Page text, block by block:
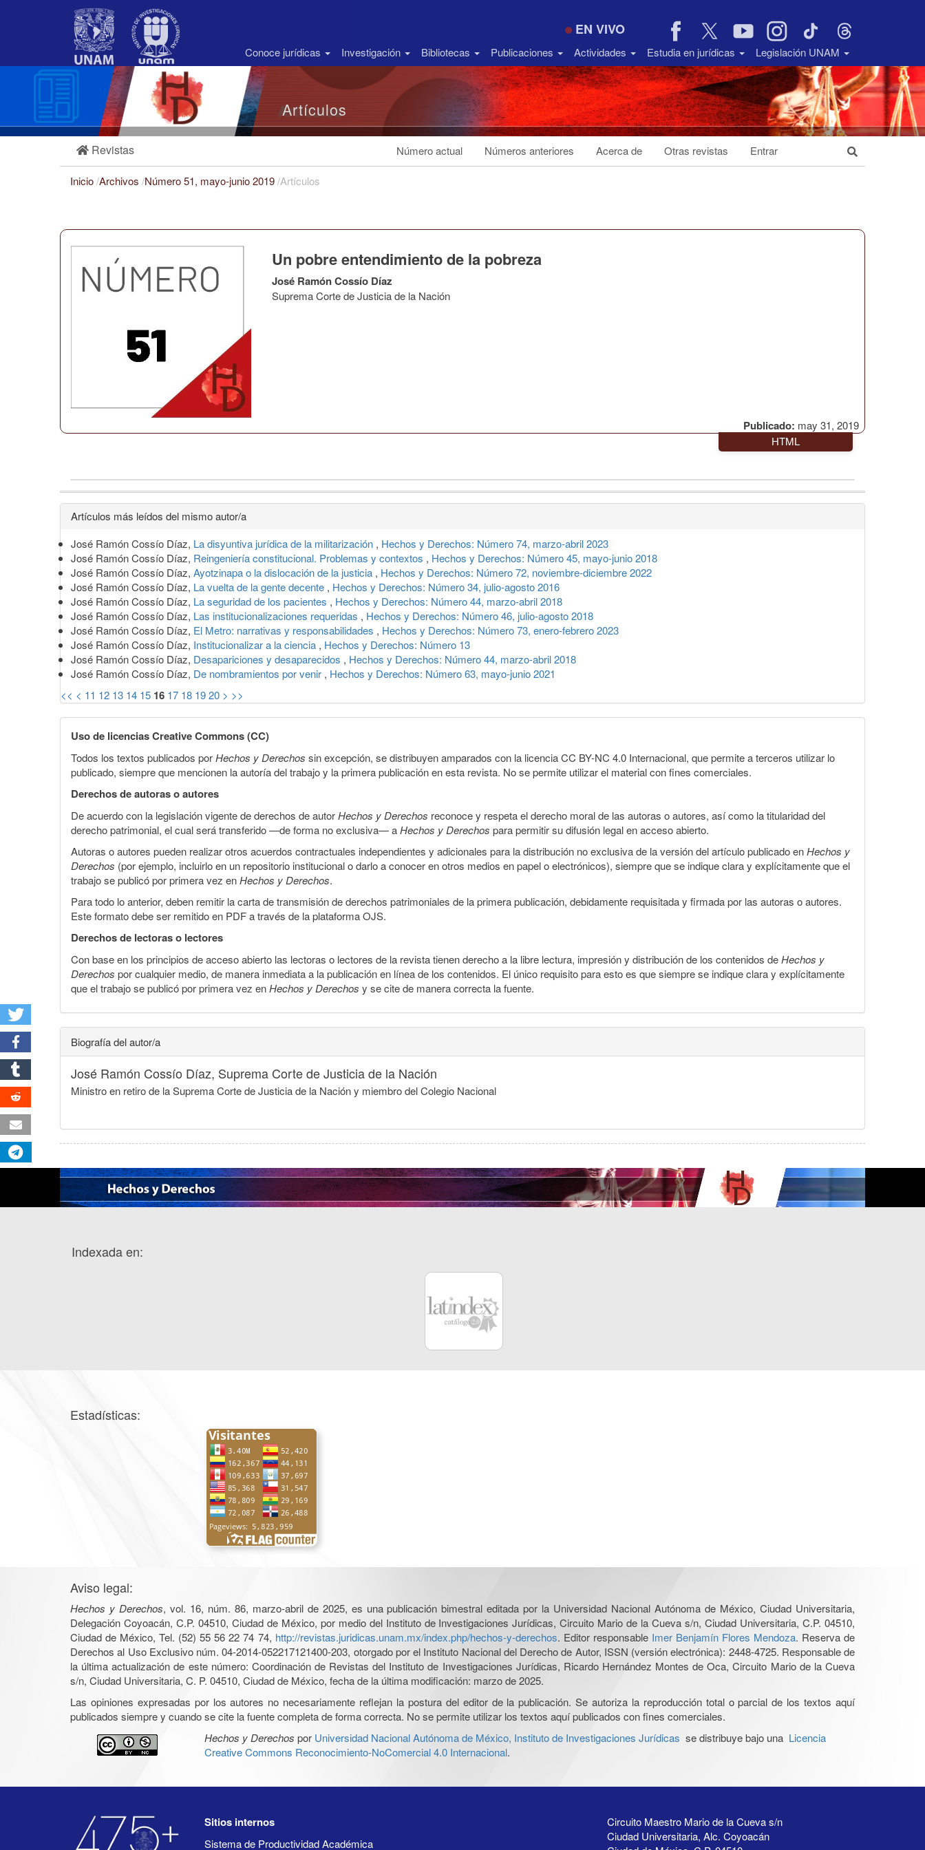
Barra
EN VIVO
Conoce jurídicas Investigación Bibliotecas Publicaciones Actividades Estudia en jurídicas Legislación UNAM
Artículos
Revistas Número actual Números anteriores Acerca de Otras revistas Entrar
Inicio/Archivos /Número 51, mayo-junio 2019/Artículos
Publicado: may 31, 2019
Un pobre entendimiento de la pobreza
José Ramón Cossío Díaz
Suprema Corte de Justicia de la Nación
HTML
Detalles
del
artículo
Artículos más leídos del mismo autor/a
José Ramón Cossío Díaz, La disyuntiva jurídica de la militarización , Hechos y Derechos: Número 74, marzo-abril 2023
José Ramón Cossío Díaz, Reingeniería constitucional. Problemas y contextos , Hechos y Derechos: Número 45, mayo-junio 2018
José Ramón Cossío Díaz, Ayotzinapa o la dislocación de la justicia , Hechos y Derechos: Número 72, noviembre-diciembre 2022
José Ramón Cossío Díaz, La vuelta de la gente decente , Hechos y Derechos: Número 34, julio-agosto 2016
José Ramón Cossío Díaz, La seguridad de los pacientes , Hechos y Derechos: Número 44, marzo-abril 2018
José Ramón Cossío Díaz, Las institucionalizaciones requeridas , Hechos y Derechos: Número 46, julio-agosto 2018
José Ramón Cossío Díaz, El Metro: narrativas y responsabilidades , Hechos y Derechos: Número 73, enero-febrero 2023
José Ramón Cossío Díaz, Institucionalizar a la ciencia , Hechos y Derechos: Número 13
José Ramón Cossío Díaz, Desapariciones y desaparecidos , Hechos y Derechos: Número 44, marzo-abril 2018
José Ramón Cossío Díaz, De nombramientos por venir , Hechos y Derechos: Número 63, mayo-junio 2021
<< < 11 12 13 14 15 16 17 18 1920 > >>
Uso de licencias Creative Commons (CC)
Todos los textos publicados porHechos y Derechos sin excepción, se distribuyen amparados con la licencia CC BY-NC 4.0 Internacional, que permite a terceros utilizar lo
publicado, siempre que mencionen la autoría del trabajo y la primera publicación en esta revista. No se permite utilizar el material con fines comerciales.
Derechos de autoras o autores
De acuerdo con la legislación vigente de derechos de autorHechos y Derechos reconoce y respeta el derecho moral de las autoras o autores, así como la titularidad del
derecho patrimonial, el cual será transferido —de forma no exclusiva— aHechos y Derechos para permitir su difusión legal en acceso abierto.
Autoras o autores pueden realizar otros acuerdos contractuales independientes y adicionales para la distribución no exclusiva de la versión del artículo publicado enHechos y
Derechos (por ejemplo, incluirlo en un repositorio institucional o darlo a conocer en otros medios en papel o electrónicos), siempre que se indique clara y explícitamente que el
trabajo se publicó por primera vez enHechos y Derechos.
Para todo lo anterior, deben remitir la carta de transmisión de derechos patrimoniales de la primera publicación, debidamente requisitada y firmada por las autoras o autores.
Este formato debe ser remitido en PDF a través de la plataforma OJS.
Derechos de lectoras o lectores
Con base en los principios de acceso abierto las lectoras o lectores de la revista tienen derecho a la libre lectura, impresión y distribución de los contenidos deHechos y
Derechos por cualquier medio, de manera inmediata a la publicación en línea de los contenidos. El único requisito para esto es que siempre se indique clara y explícitamente
que el trabajo se publicó por primera vez enHechos y Derechos y se cite de manera correcta la fuente.
Biografía del autor/a
José Ramón Cossío Díaz, Suprema Corte de Justicia de la Nación
Ministro en retiro de la Suprema Corte de Justicia de la Nación y miembro del Colegio Nacional
Indexada en:
Estadísticas:
Aviso legal:
Hechos y Derechos, vol. 16, núm. 86, marzo-abril de 2025, es una publicación bimestral editada por la Universidad Nacional Autónoma de México, Ciudad Universitaria,
Delegación Coyoacán, C.P. 04510, Ciudad de México, por medio del Instituto de Investigaciones Jurídicas, Circuito Mario de la Cueva s/n, Ciudad Universitaria, C.P. 04510,
Ciudad de México, Tel. (52) 55 56 22 74 74, http://revistas.juridicas.unam.mx/index.php/hechos-y-derechos. Editor responsable Imer Benjamín Flores Mendoza. Reserva de
Derechos al Uso Exclusivo núm. 04-2014-052217121400-203, otorgado por el Instituto Nacional del Derecho de Autor, ISSN (versión electrónica): 2448-4725. Responsable de
la última actualización de este número: Coordinación de Revistas del Instituto de Investigaciones Jurídicas, Ricardo Hernández Montes de Oca, Circuito Mario de la Cueva
s/n, Ciudad Universitaria, C. P. 04510, Ciudad de México, fecha de la última modificación: marzo de 2025.
Las opiniones expresadas por los autores no necesariamente reflejan la postura del editor de la publicación. Se autoriza la reproducción total o parcial de los textos aquí
publicados siempre y cuando se cite la fuente completa de forma correcta. No se permite utilizar los textos aquí publicados con fines comerciales.
Hechos y Derechos por Universidad Nacional Autónoma de México, Instituto de Investigaciones Jurídicas se distribuye bajo una Licencia
Creative Commons Reconocimiento-NoComercial 4.0 Internacional.
Sitios internos
Sistema de Productividad Académica
Circuito Maestro Mario de la Cueva s/n
Ciudad Universitaria, Alc. Coyoacán